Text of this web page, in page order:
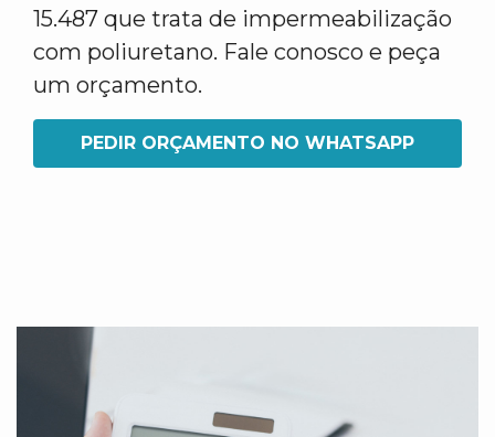
15.487 que trata de impermeabilização
com poliuretano. Fale conosco e peça
um orçamento.
PEDIR ORÇAMENTO NO WHATSAPP